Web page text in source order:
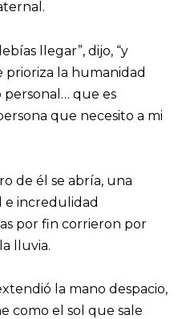
llegar”, dijo, “y
la humanidad
que es
que necesito a mi
de él se abría, una
e incredulidad
por fin corrieron por
lluvia.
la mano despacio,
como el sol que sale